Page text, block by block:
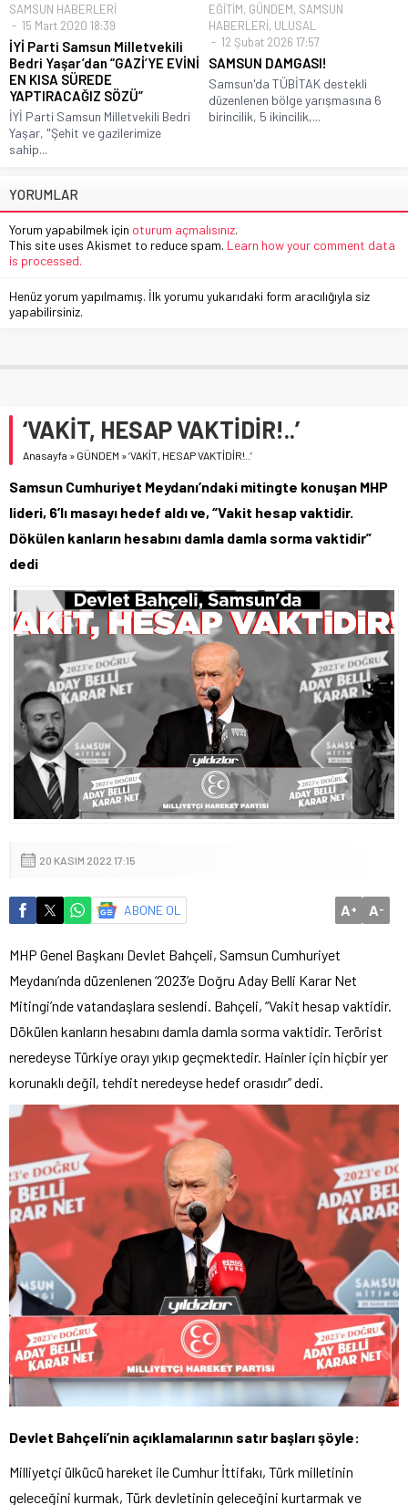
SAMSUN HABERLERİ
15 Mart 2020 18:39
İYİ Parti Samsun Milletvekili
Bedri Yaşar’dan “GAZİ’YE EVİNİ
EN KISA SÜREDE
YAPTIRACAĞIZ SÖZÜ”
İYİ Parti Samsun Milletvekili Bedri
Yaşar, "Şehit ve gazilerimize
sahip...
EĞİTİM, GÜNDEM, SAMSUN
HABERLERİ, ULUSAL
12 Şubat 2026 17:57
SAMSUN DAMGASI!
Samsun'da TÜBİTAK destekli
düzenlenen bölge yarışmasına 6
birincilik, 5 ikincilik,...
YORUMLAR
Yorum yapabilmek için oturum açmalısınız.
This site uses Akismet to reduce spam. Learn how your comment data
is processed.
Henüz yorum yapılmamış. İlk yorumu yukarıdaki form aracılığıyla siz
yapabilirsiniz.
‘VAKİT, HESAP VAKTİDİR!..’
Anasayfa » GÜNDEM »‘VAKİT, HESAP VAKTİDİR!..’
Samsun Cumhuriyet Meydanı’ndaki mitingte konuşan MHP
lideri, 6’lı masayı hedef aldı ve, “Vakit hesap vaktidir.
Dökülen kanların hesabını damla damla sorma vaktidir”
dedi
20 KASIM 2022 17:15
ABONE OL A+ A-
MHP Genel Başkanı Devlet Bahçeli, Samsun Cumhuriyet
Meydanı’nda düzenlenen ‘2023’e Doğru Aday Belli Karar Net
Mitingi’nde vatandaşlara seslendi. Bahçeli, “Vakit hesap vaktidir.
Dökülen kanların hesabını damla damla sorma vaktidir. Terörist
neredeyse Türkiye orayı yıkıp geçmektedir. Hainler için hiçbir yer
korunaklı değil, tehdit neredeyse hedef orasıdır” dedi.
Devlet Bahçeli’nin açıklamalarının satır başları şöyle:
Milliyetçi ülkücü hareket ile Cumhur İttifakı, Türk milletinin
geleceğini kurmak, Türk devletinin geleceğini kurtarmak ve